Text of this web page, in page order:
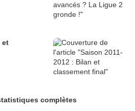
et
complètes